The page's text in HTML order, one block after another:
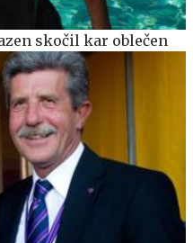
skočil kar oblečen